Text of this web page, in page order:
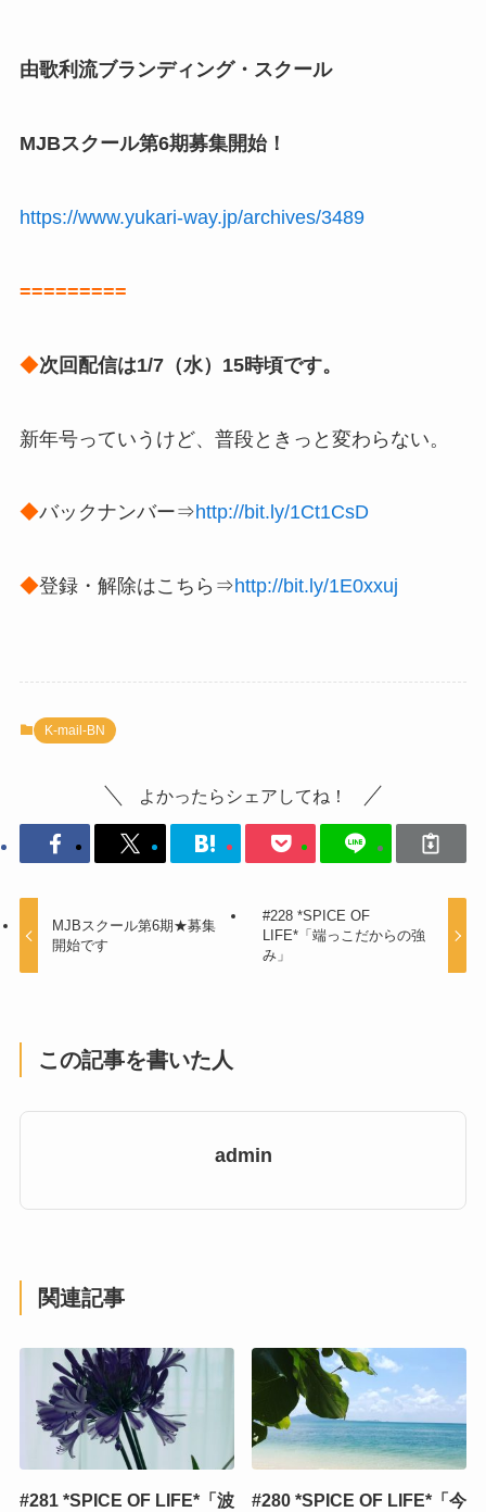
由歌利流ブランディング・スクール
MJBスクール第6期募集開始！
https://www.yukari-way.jp/archives/3489
=========
◆次回配信は1/7（水）15時頃です。
新年号っていうけど、普段ときっと変わらない。
◆バックナンバー⇒http://bit.ly/1Ct1CsD
◆登録・解除はこちら⇒http://bit.ly/1E0xxuj
K-mail-BN
よかったらシェアしてね！
MJBスクール第6期★募集
開始です
#228 *SPICE OF
LIFE*「端っこだからの強
み」
この記事を書いた人
admin
関連記事
#281 *SPICE OF LIFE*「波
#280 *SPICE OF LIFE*「今